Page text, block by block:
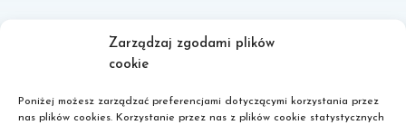
Zarządzaj zgodami plików
cookie
Poniżej możesz zarządzać preferencjami dotyczącymi korzystania przez
nas plików cookies. Korzystanie przez nas z plików cookie statystycznych